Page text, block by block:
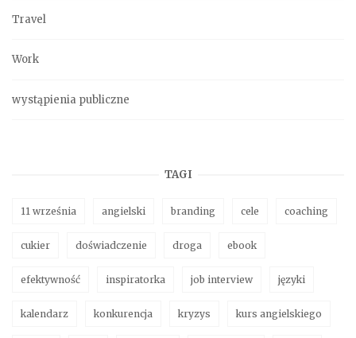
Travel
Work
wystąpienia publiczne
TAGI
11 września angielski branding cele coaching
cukier doświadczenie droga ebook
efektywność inspiratorka job interview języki
kalendarz konkurencja kryzys kurs angielskiego